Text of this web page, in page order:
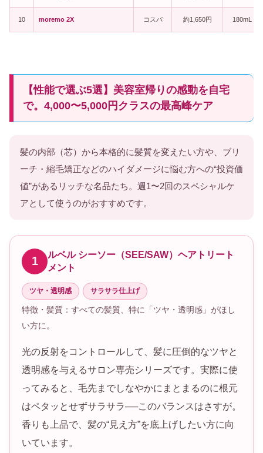
10 moremo 2X コスパ 約1,650円 180mL
【性能で選ぶ5選】美容室帰りの感動を自宅
で。4,000〜5,000円クラスの最高峰ケア
髪の内部（芯）から本格的に髪質を変えたい方や、ブリ
ーチ・縮毛矯正などのハイダメージに悩む方への“投資価
値”があるリッチな名品たち。週1〜2回のスペシャルケ
アとして使うのがおすすめです。
1
ルベル シーソー（SEE/SAW）ヘアトリート
メント
ツヤ・透明感 サラサラ仕上げ
特徴・髪質：すべての髪質、特に「ツヤ・透明感」がほし
い方に。
光の反射をコントロールして、髪に圧倒的なツヤと
透明感を与えるサロン専売シリーズです。実際に使
ってみると、毛先までしなやかにまとまるのに根元
はペタッとせずサラサラ──このバランスはさすが。
香りも上品で、髪の“見え方”を底上げしたい方に向
いています。